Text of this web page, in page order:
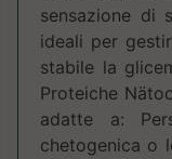
sensazione di
ideali per
stabile la
Proteiche
adatte a:
chetogenica o